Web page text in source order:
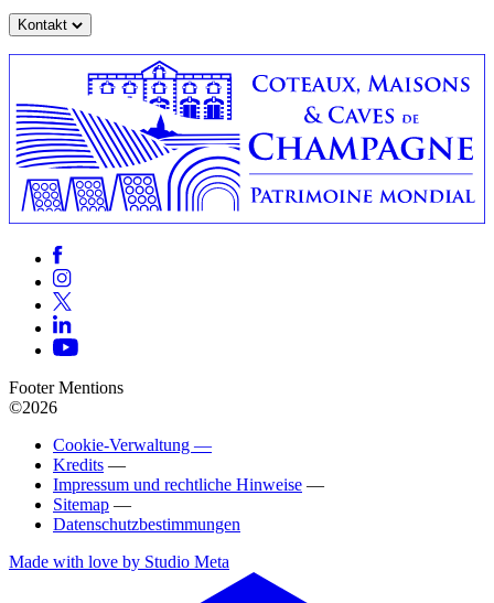
Kontakt
Footer Mentions
©2026
Cookie-Verwaltung —
Kredits —
Impressum und rechtliche Hinweise —
Sitemap —
Datenschutzbestimmungen
Made with love by Studio Meta